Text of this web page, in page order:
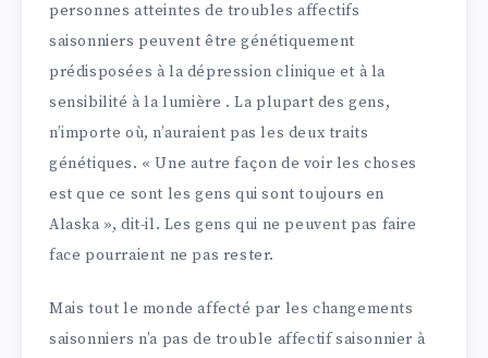
personnes atteintes de troubles affectifs
saisonniers peuvent être génétiquement
prédisposées à la dépression clinique et à la
sensibilité à la lumière . La plupart des gens,
n’importe où, n’auraient pas les deux traits
génétiques. « Une autre façon de voir les choses
est que ce sont les gens qui sont toujours en
Alaska », dit-il. Les gens qui ne peuvent pas faire
face pourraient ne pas rester.
Mais tout le monde affecté par les changements
saisonniers n’a pas de trouble affectif saisonnier à